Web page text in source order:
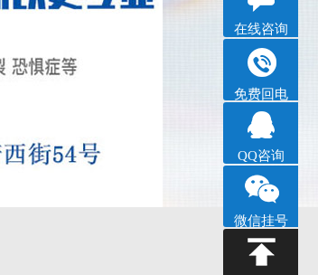
在线咨询
免费回电
QQ咨询
微信挂号